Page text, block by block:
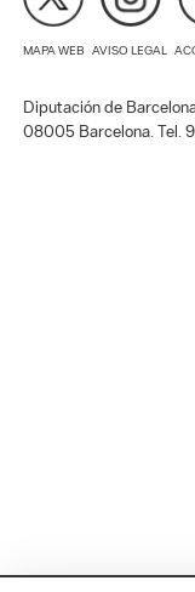
MAPA WEB AVISO LEGAL
Diputación de
08005 Barcelona. Tel.